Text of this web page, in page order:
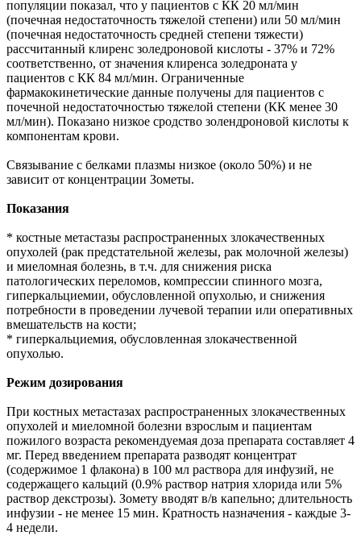
популяции показал, что у пациентов с КК 20 мл/мин
(почечная недостаточность тяжелой степени) или 50 мл/мин
(почечная недостаточность средней степени тяжести)
рассчитанный клиренс золедроновой кислоты - 37% и 72%
соответственно, от значения клиренса золедроната у
пациентов с КК 84 мл/мин. Ограниченные
фармакокинетические данные получены для пациентов с
почечной недостаточностью тяжелой степени (КК менее 30
мл/мин). Показано низкое сродство золендроновой кислоты к
компонентам крови.
Связывание с белками плазмы низкое (около 50%) и не
зависит от концентрации Зометы.
Показания
* костные метастазы распространенных злокачественных
опухолей (рак предстательной железы, рак молочной железы)
и миеломная болезнь, в т.ч. для снижения риска
патологических переломов, компрессии спинного мозга,
гиперкальциемии, обусловленной опухолью, и снижения
потребности в проведении лучевой терапии или оперативных
вмешательств на кости;
* гиперкальциемия, обусловленная злокачественной
опухолью.
Режим дозирования
При костных метастазах распространенных злокачественных
опухолей и миеломной болезни взрослым и пациентам
пожилого возраста рекомендуемая доза препарата составляет 4
мг. Перед введением препарата разводят концентрат
(содержимое 1 флакона) в 100 мл раствора для инфузий, не
содержащего кальций (0.9% раствор натрия хлорида или 5%
раствор декстрозы). Зомету вводят в/в капельно; длительность
инфузии - не менее 15 мин. Кратность назначения - каждые 3-
4 недели.